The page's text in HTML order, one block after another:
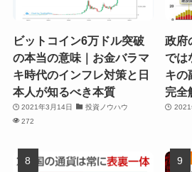
ビットコイン6万ドル突破
の本当の意味｜お金バラマ
キ時代のインフレ対策と日
本人が知るべき本質
2021年3月14日
投資ノウハウ
272
政府
では
キの
完全
2021